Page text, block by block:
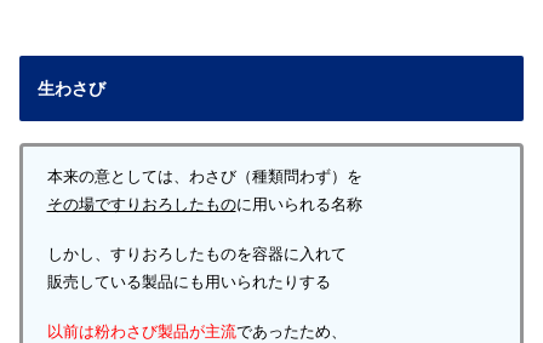
生わさび
本来の意としては、わさび（種類問わず）を
その場ですりおろしたものに用いられる名称
しかし、すりおろしたものを容器に入れて
販売している製品にも用いられたりする
以前は粉わさび製品が主流であったため、